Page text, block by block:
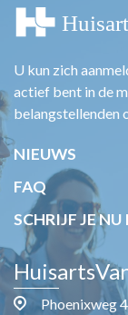
U kun zich
actief bent in de
belangstellenden
NIEUWS
FAQ
SCHRIJF JE NU
Phoenixweg